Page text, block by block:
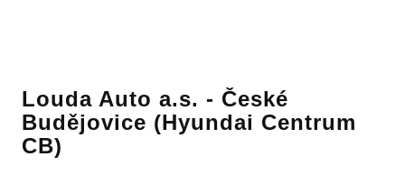
Louda Auto a.s. - České
Budějovice (Hyundai Centrum
CB)